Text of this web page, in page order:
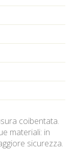
coibentata.
materiali: in
sicurezza.